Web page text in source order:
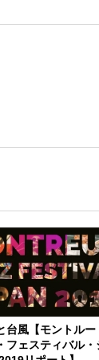
台風【モントルー
フェスティバル・